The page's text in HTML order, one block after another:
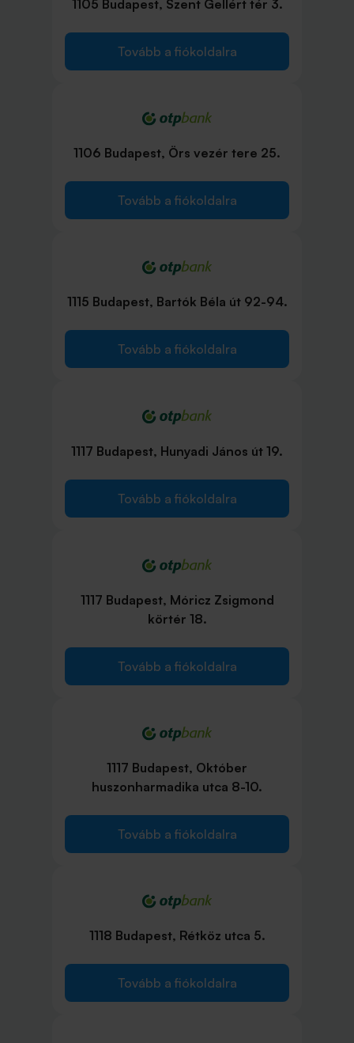
1105 Budapest, Szent Gellért tér 3.
Tovább a fiókoldalra
1106 Budapest, Örs vezér tere 25.
Tovább a fiókoldalra
1115 Budapest, Bartók Béla út 92-94.
Tovább a fiókoldalra
1117 Budapest, Hunyadi János út 19.
Tovább a fiókoldalra
1117 Budapest, Móricz Zsigmond
körtér 18.
Tovább a fiókoldalra
1117 Budapest, Október
huszonharmadika utca 8-10.
Tovább a fiókoldalra
1118 Budapest, Rétköz utca 5.
Tovább a fiókoldalra